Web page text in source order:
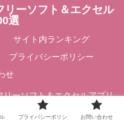
リーソフト＆エクセル
選
サイト内ランキング
プライバシーポリシー
せ
ーソフト＆エクセルアプリ
プライバシーポリシ お問い合わせ